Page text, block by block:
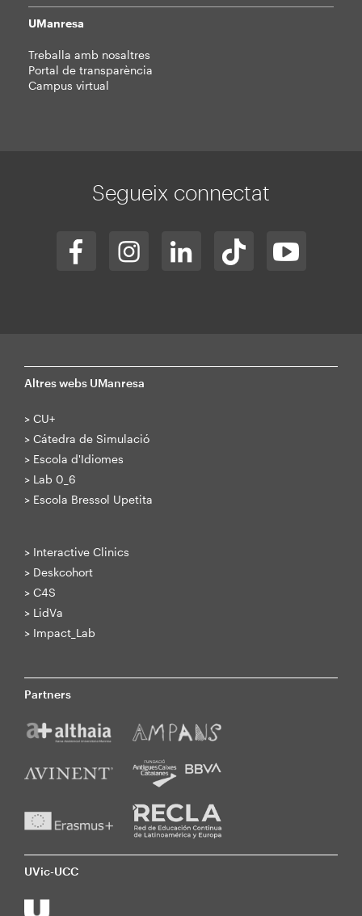
UManresa
Treballa amb nosaltres
Portal de transparència
Campus virtual
Segueix connectat
Altres webs UManresa
> CU+
> Cátedra de Simulació
> Escola d'Idiomes
> Lab 0_6
> Escola Bressol Upetita
> Interactive Clinics
> Deskcohort
> C4S
> LidVa
> Impact_Lab
Partners
UVic-UCC